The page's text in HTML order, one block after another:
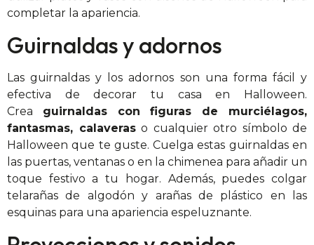
completar la apariencia.
Guirnaldas y adornos
Las guirnaldas y los adornos son una forma fácil y
efectiva de decorar tu casa en Halloween.
Crea guirnaldas con figuras de murciélagos,
fantasmas, calaveraso cualquier otro símbolo de
Halloween que te guste. Cuelga estas guirnaldas en
las puertas, ventanas o en la chimenea para añadir un
toque festivo a tu hogar. Además, puedes colgar
telarañas de algodón y arañas de plástico en las
esquinas para una apariencia espeluznante.